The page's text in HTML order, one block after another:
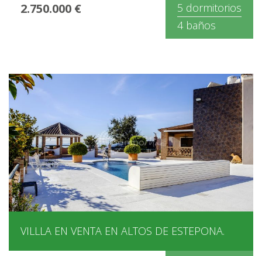
2.750.000 €
5 dormitorios
4 baños
VILLLA EN VENTA EN ALTOS DE ESTEPONA.